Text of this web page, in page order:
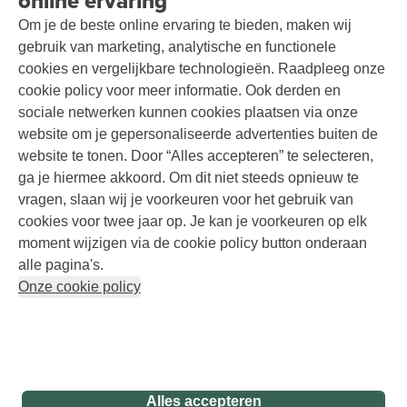
Om je de beste online ervaring te bieden, maken wij
gebruik van marketing, analytische en functionele
cookies en vergelijkbare technologieën. Raadpleeg onze
cookie policy voor meer informatie. Ook derden en
sociale netwerken kunnen cookies plaatsen via onze
website om je gepersonaliseerde advertenties buiten de
website te tonen. Door “Alles accepteren” te selecteren,
ga je hiermee akkoord. Om dit niet steeds opnieuw te
vragen, slaan wij je voorkeuren voor het gebruik van
cookies voor twee jaar op. Je kan je voorkeuren op elk
moment wijzigen via de cookie policy button onderaan
alle pagina's.
Onze cookie policy
Alles accepteren
Toegankelijkheidsverklaring
Wasservice
Schoenonderhoud
Schoenherstelling
Kledingherstelling
Retouches
Voor bedrijven
Podcast
Explore Academy
Explore Camp
Gear Check
Inspiratie & advies
Meld je aan voor de nieuwsbrief
Follow us
Disclaimer